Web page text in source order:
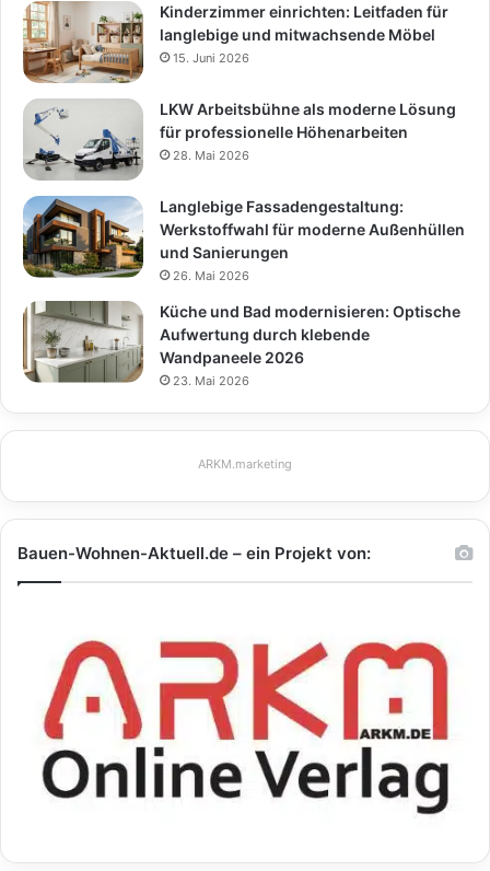
Kinderzimmer einrichten: Leitfaden für
langlebige und mitwachsende Möbel
15. Juni 2026
LKW Arbeitsbühne als moderne Lösung
für professionelle Höhenarbeiten
28. Mai 2026
Langlebige Fassadengestaltung:
Werkstoffwahl für moderne Außenhüllen
und Sanierungen
26. Mai 2026
Küche und Bad modernisieren: Optische
Aufwertung durch klebende
Wandpaneele 2026
23. Mai 2026
ARKM.marketing
Bauen-Wohnen-Aktuell.de – ein Projekt von: